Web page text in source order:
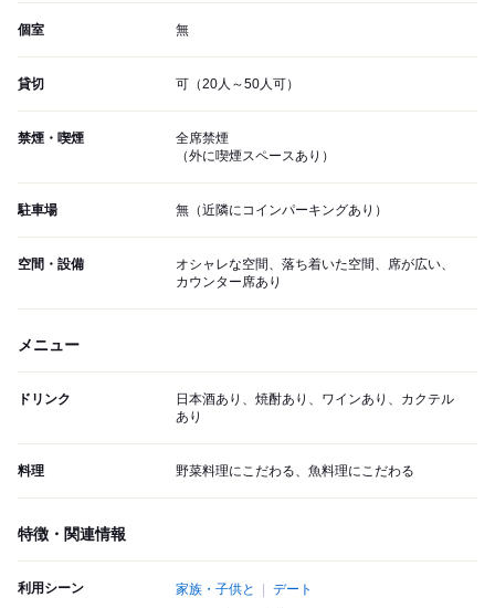
個室 無
貸切 可（20人～50人可）
禁煙・喫煙
全席禁煙
（外に喫煙スペースあり）
駐車場 無（近隣にコインパーキングあり）
空間・設備
オシャレな空間、落ち着いた空間、席が広い、
カウンター席あり
メニュー
ドリンク
日本酒あり、焼酎あり、ワインあり、カクテル
あり
料理 野菜料理にこだわる、魚料理にこだわる
特徴・関連情報
利用シーン 家族・子供と デート